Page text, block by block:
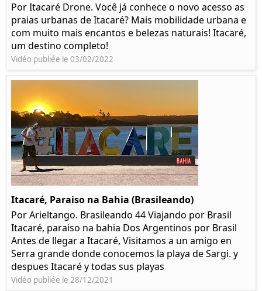
Por Itacaré Drone. Você já conhece o novo acesso as
praias urbanas de Itacaré? Mais mobilidade urbana e
com muito mais encantos e belezas naturais! Itacaré,
um destino completo!
Vidéo publiée le 03/02/2022
Itacaré, Paraiso na Bahia (Brasileando)
Por Arieltango. Brasileando 44 Viajando por Brasil
Itacaré, paraiso na bahia Dos Argentinos por Brasil
Antes de llegar a Itacaré, Visitamos a un amigo en
Serra grande donde conocemos la playa de Sargi. y
despues Itacaré y todas sus playas
Vidéo publiée le 28/12/2021